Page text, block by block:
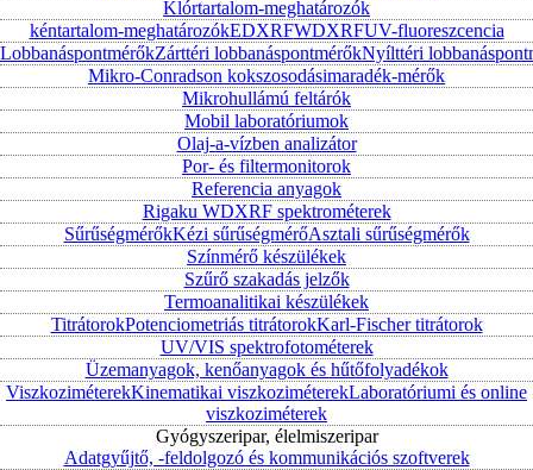
Klórtartalom-meghatározók
kéntartalom-meghatározókEDXRFWDXRFUV-fluoreszcencia
LobbanáspontmérőkZárttéri lobbanáspontmérőkNyílttéri
Mikro-Conradson kokszosodásimaradék-mérők
Mikrohullámú feltárók
Mobil laboratóriumok
Olaj-a-vízben analizátor
Por- és filtermonitorok
Referencia anyagok
Rigaku WDXRF spektrométerek
SűrűségmérőkKézi sűrűségmérőAsztali sűrűségmérők
Színmérő készülékek
Szűrő szakadás jelzők
Termoanalitikai készülékek
TitrátorokPotenciometriás titrátorokKarl-Fischer titrátorok
UV/VIS spektrofotométerek
Üzemanyagok, kenőanyagok és hűtőfolyadékok
ViszkoziméterekKinematikai viszkoziméterekLaboratóriumi és online
viszkoziméterek
Gyógyszeripar, élelmiszeripar
Adatgyűjtő, -feldolgozó és kommunikációs szoftverek